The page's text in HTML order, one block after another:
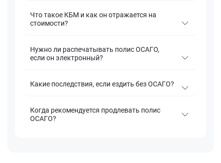
Что такое КБМ и как он отражается на
стоимости?
Нужно ли распечатывать полис ОСАГО,
если он электронный?
Какие последствия, если ездить без ОСАГО?
Когда рекомендуется продлевать полис
ОСАГО?